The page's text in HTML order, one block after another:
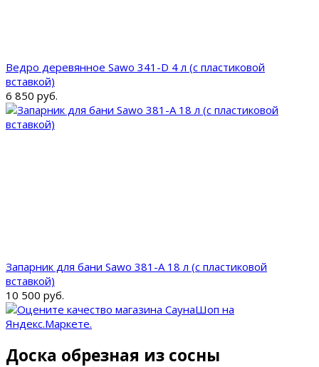
Ведро деревянное Sawo 341-D 4 л (с пластиковой
вставкой)
6 850 руб.
Запарник для бани Sawo 381-A 18 л (с пластиковой
вставкой)
10 500 руб.
Доска обрезная из сосны